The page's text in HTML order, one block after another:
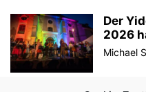
Der
2026
Michael